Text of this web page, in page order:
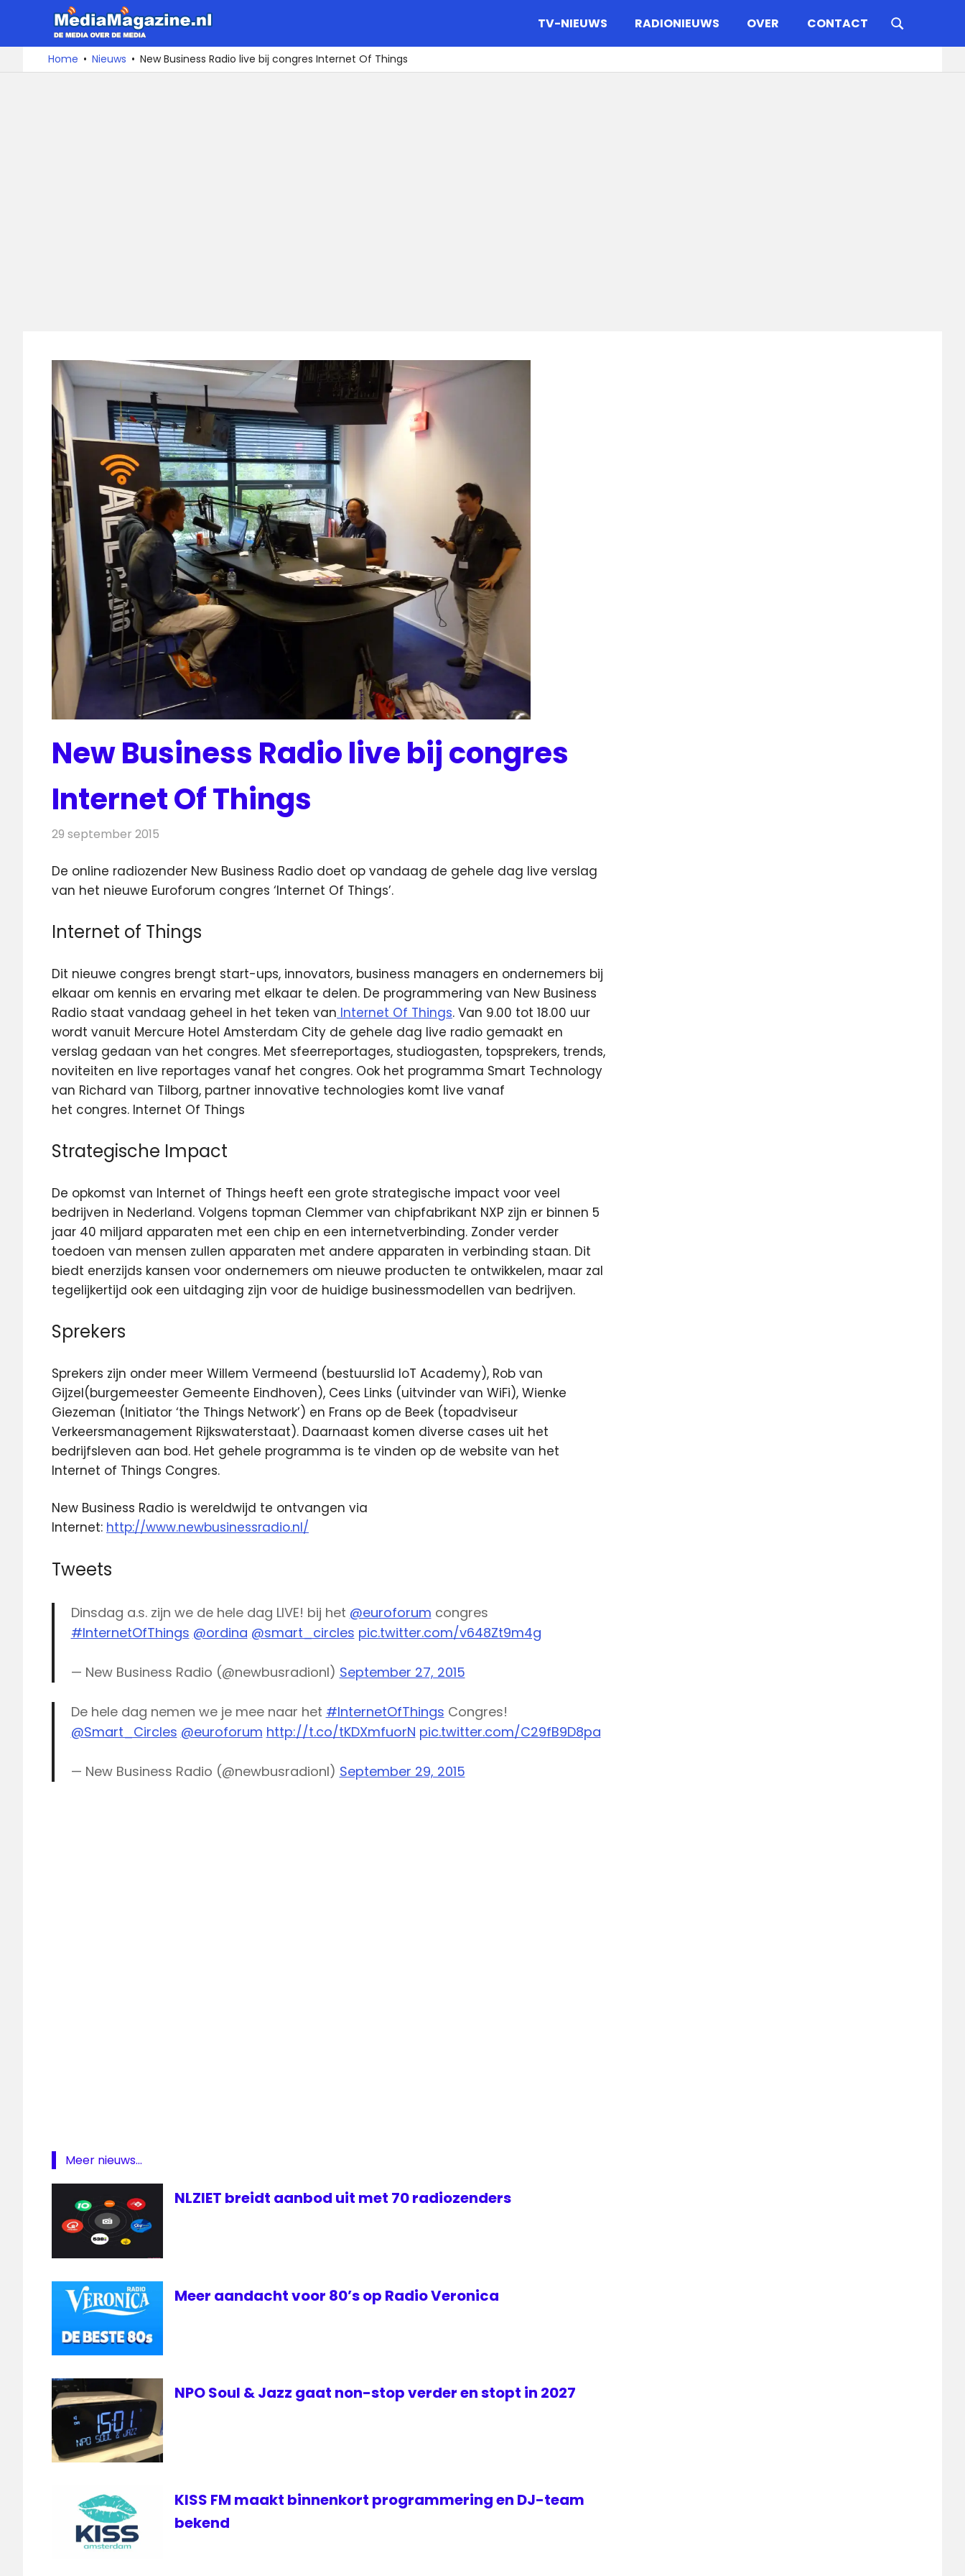
naar
De
media
over
TV-NIEUWS RADIONIEUWS OVER CONTACT
Home Nieuws New Business Radio live bij congres Internet Of Things
New Business Radio live bij congres
Internet Of Things
29 september 2015
De online radiozender New Business Radio doet op vandaag de gehele dag live verslag
van het nieuwe Euroforum congres ‘Internet Of Things’.
Internet of Things
Dit nieuwe congres brengt start-ups, innovators, business managers en ondernemers bij
elkaar om kennis en ervaring met elkaar te delen. De programmering van New Business
Radio staat vandaag geheel in het teken van Internet Of Things. Van 9.00 tot 18.00 uur
wordt vanuit Mercure Hotel Amsterdam City de gehele dag live radio gemaakt en
verslag gedaan van het congres. Met sfeerreportages, studiogasten, topsprekers, trends,
noviteiten en live reportages vanaf het congres. Ook het programma Smart Technology
van Richard van Tilborg, partner innovative technologies komt live vanaf
het congres. Internet Of Things
Strategische Impact
De opkomst van Internet of Things heeft een grote strategische impact voor veel
bedrijven in Nederland. Volgens topman Clemmer van chipfabrikant NXP zijn er binnen 5
jaar 40 miljard apparaten met een chip en een internetverbinding. Zonder verder
toedoen van mensen zullen apparaten met andere apparaten in verbinding staan. Dit
biedt enerzijds kansen voor ondernemers om nieuwe producten te ontwikkelen, maar zal
tegelijkertijd ook een uitdaging zijn voor de huidige businessmodellen van bedrijven.
Sprekers
Sprekers zijn onder meer Willem Vermeend (bestuurslid IoT Academy), Rob van
Gijzel(burgemeester Gemeente Eindhoven), Cees Links (uitvinder van WiFi), Wienke
Giezeman (Initiator ‘the Things Network’) en Frans op de Beek (topadviseur
Verkeersmanagement Rijkswaterstaat). Daarnaast komen diverse cases uit het
bedrijfsleven aan bod. Het gehele programma is te vinden op de website van het
Internet of Things Congres.
New Business Radio is wereldwijd te ontvangen via
Internet: http://www.newbusinessradio.nl/
Tweets
Dinsdag a.s. zijn we de hele dag LIVE! bij het @euroforum congres
#InternetOfThings @ordina @smart_circles pic.twitter.com/v648Zt9m4g
— New Business Radio (@newbusradionl) September 27, 2015
De hele dag nemen we je mee naar het #InternetOfThings Congres!
@Smart_Circles @euroforum http://t.co/tKDXmfuorN pic.twitter.com/C29fB9D8pa
— New Business Radio (@newbusradionl) September 29, 2015
Meer nieuws...
NLZIET breidt aanbod uit met 70 radiozenders
Meer aandacht voor 80’s op Radio Veronica
NPO Soul & Jazz gaat non-stop verder en stopt in 2027
KISS FM maakt binnenkort programmering en DJ-team
bekend